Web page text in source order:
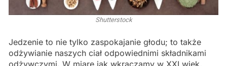
Shutterstock
Jedzenie to nie tylko zaspokajanie głodu; to także
odżywianie naszych ciał odpowiednimi składnikami
odżywczymi. W miarę jak wkraczamy w XXI wiek,